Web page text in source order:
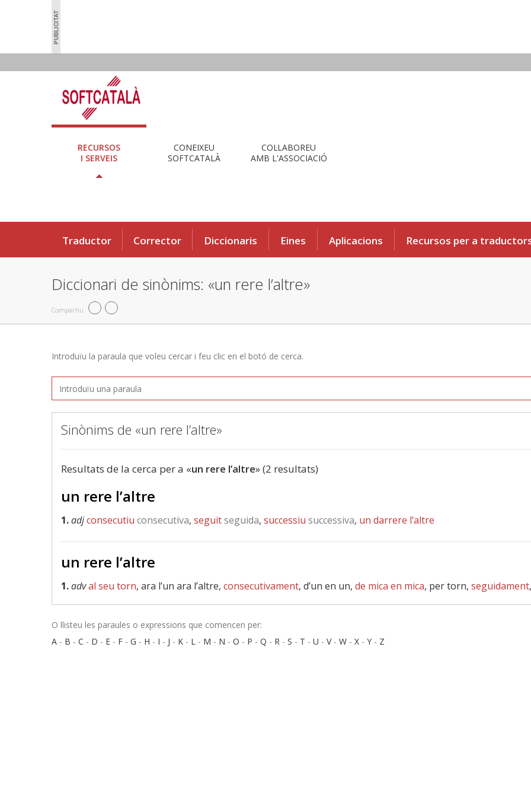
RECURSOS
I SERVEIS
CONEIXEU
SOFTCATALÀ
COL·LABOREU
AMB L'ASSOCIACIÓ
Traductor Corrector Diccionaris Eines Aplicacions Recursos per a
Diccionari de sinònims: «un rere l’altre»
Compartiu
Introduïu la paraula que voleu cercar i feu clic en el botó de cerca.
Sinònims de «un rere l’altre»
Resultats de la cerca per a «un rere l’altre» (2 resultats)
un rere l’altre
1.adjconsecutiu consecutiva, seguitseguida, successiu successiva, un darrere l’altre
un rere l’altre
1.adval seu torn, ara l’un ara l’altre, consecutivament, d’un en un, de mica en mica, per torn, seguidament,
O llisteu les paraules o expressions que comencen per:
A - B - C - D - E - F - G - H - I - J - K - L - M - N - O - P - Q - R - S - T - U - V- W - X - Y - Z